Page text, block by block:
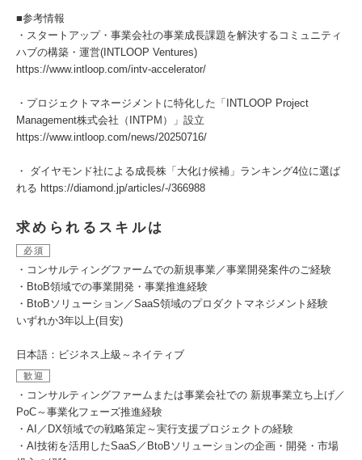
■参考情報
・スタートアップ・事業会社の事業成長課題を解決するコミュニティ
ハブの構築・運営(INTLOOP Ventures)
https://www.intloop.com/intv-accelerator/
・プロジェクトマネージメントに特化した「INTLOOP Project
Management株式会社（INTPM）」設立
https://www.intloop.com/news/20250716/
・ ダイヤモンド社による成長株「大化け候補」ランキング4位に選ば
れる https://diamond.jp/articles/-/366988
求められるスキルは
必須
・コンサルティングファームでの新規事業／事業開発案件のご経験
・BtoB領域での事業開発・事業推進経験
・BtoBソリューション／SaaS領域のプロダクトマネジメント経験
いずれか3年以上(目安)
日本語：ビジネス上級～ネイティブ
歓迎
・コンサルティングファームまたは事業会社での 新規事業立ち上げ／
PoC～事業化フェーズ推進経験
・AI／DX領域での戦略策定～実行支援プロジェクトの経験
・AI技術を活用したSaaS／BtoBソリューションの企画・開発・市場